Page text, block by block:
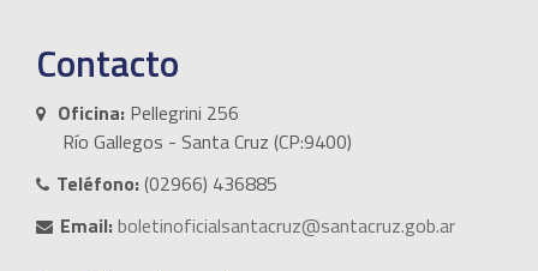
Contacto
Oficina: Pellegrini 256
Río Gallegos - Santa Cruz (CP:9400)
Teléfono:(02966) 436885
Email:boletinoficialsantacruz@santacruz.gob.ar